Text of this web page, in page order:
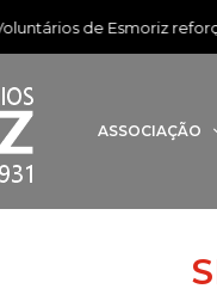
de Esmoriz
ASSOCIAÇÃO